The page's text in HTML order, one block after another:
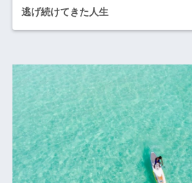
逃げ続けてきた人生